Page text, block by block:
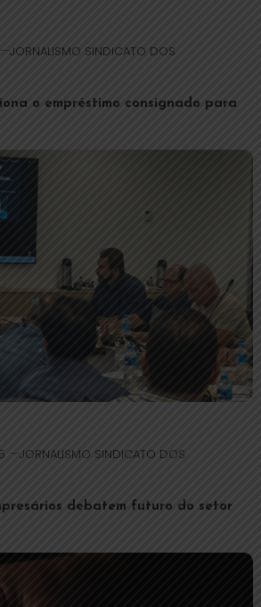
JORNALISMO SINDICATO DOS
o empréstimo consignado para
JORNALISMO SINDICATO DOS
debatem futuro do setor